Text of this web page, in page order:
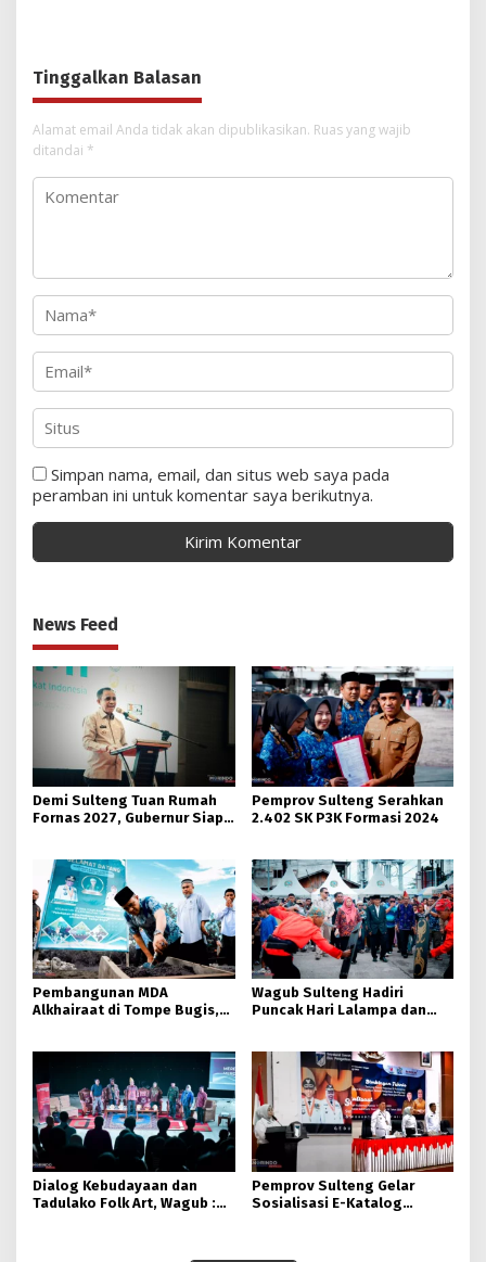
Tinggalkan Balasan
Alamat email Anda tidak akan dipublikasikan. Ruas yang wajib
ditandai *
Simpan nama, email, dan situs web saya pada
peramban ini untuk komentar saya berikutnya.
News Feed
Demi Sulteng Tuan Rumah
Fornas 2027, Gubernur Siap
Pemprov Sulteng Serahkan
2.402 SK P3K Formasi 2024
Pembangunan MDA
Alkhairaat di Tompe Bugis,
Wagub Sulteng Hadiri
Puncak Hari Lalampa dan
Dialog Kebudayaan dan
Tadulako Folk Art, Wagub :
Pemprov Sulteng Gelar
Sosialisasi E-Katalog